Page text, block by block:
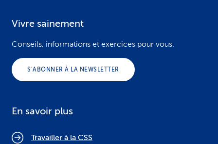
Vivre sainement
Conseils, informations et exercices pour vous.
S’ABONNER À LA NEWSLETTER
En savoir plus
Travailler à la CSS